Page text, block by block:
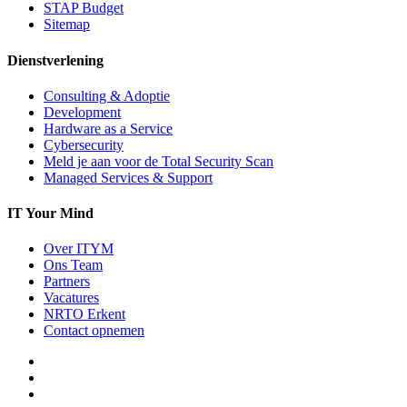
STAP Budget
Sitemap
Dienstverlening
Consulting & Adoptie
Development
Hardware as a Service
Cybersecurity
Meld je aan voor de Total Security Scan
Managed Services & Support
IT Your Mind
Over ITYM
Ons Team
Partners
Vacatures
NRTO Erkent
Contact opnemen